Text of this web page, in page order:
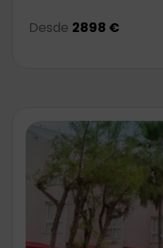
Desde 2898 €